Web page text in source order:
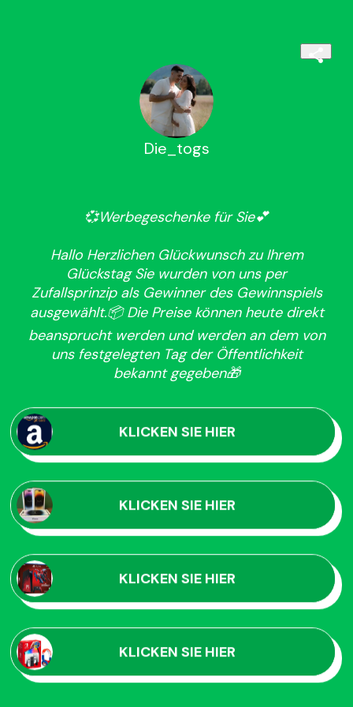
Die_togs
💞Werbegeschenke für Sie💕
Hallo Herzlichen Glückwunsch zu Ihrem
Glückstag Sie wurden von uns per
Zufallsprinzip als Gewinner des Gewinnspiels
ausgewählt.📦 Die Preise können heute direkt
beansprucht werden und werden an dem von
uns festgelegten Tag der Öffentlichkeit
bekannt gegeben🎁
KLICKEN SIE HIER
KLICKEN SIE HIER
KLICKEN SIE HIER
KLICKEN SIE HIER